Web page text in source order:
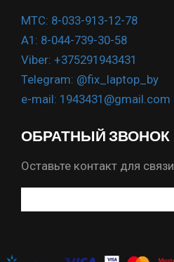
МТС: 8-033-913-12-78
А1: 8-044-739-30-58
Viber: +375291943431
Telegram: @fix_laptop_by
e-mail: 1943431@gmail.com
ОБРАТНЫЙ ЗВОНОК
Оставьте контакт для связи